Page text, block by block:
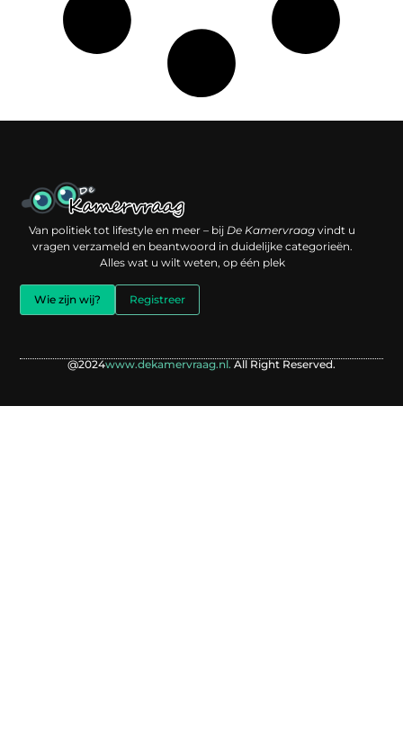
Van politiek tot lifestyle en meer – bijDe Kamervraag vindt u
vragen verzameld en beantwoord in duidelijke categorieën.
Alles wat u wilt weten, op één plek
Wie zijn wij? Registreer
@2024www.dekamervraag.nl. All Right Reserved.